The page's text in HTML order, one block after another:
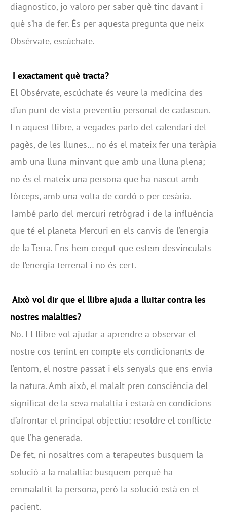
diagnostico, jo valoro per saber què tinc davant i
què s’ha de fer. És per aquesta pregunta que neix
Obsérvate, escúchate.
I exactament què tracta?
El Obsérvate, escúchate és veure la medicina des
d’un punt de vista preventiu personal de cadascun.
En aquest llibre, a vegades parlo del calendari del
pagès, de les llunes… no és el mateix fer una teràpia
amb una lluna minvant que amb una lluna plena;
no és el mateix una persona que ha nascut amb
fòrceps, amb una volta de cordó o per cesària.
També parlo del mercuri retrògrad i de la influència
que té el planeta Mercuri en els canvis de l’energia
de la Terra. Ens hem cregut que estem desvinculats
de l’energia terrenal i no és cert.
Això vol dir que el llibre ajuda a lluitar contra les
nostres malalties?
No. El llibre vol ajudar a aprendre a observar el
nostre cos tenint en compte els condicionants de
l’entorn, el nostre passat i els senyals que ens envia
la natura. Amb això, el malalt pren consciència del
significat de la seva malaltia i estarà en condicions
d’afrontar el principal objectiu: resoldre el conflicte
que l’ha generada.
De fet, ni nosaltres com a terapeutes busquem la
solució a la malaltia: busquem perquè ha
emmalaltit la persona, però la solució està en el
pacient.